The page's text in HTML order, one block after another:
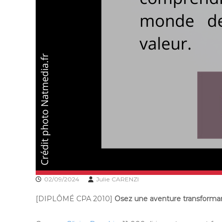
02/09/2024 Julie CARENZI
[DIPLÔMÉ CPA 2010] Osez une aventure